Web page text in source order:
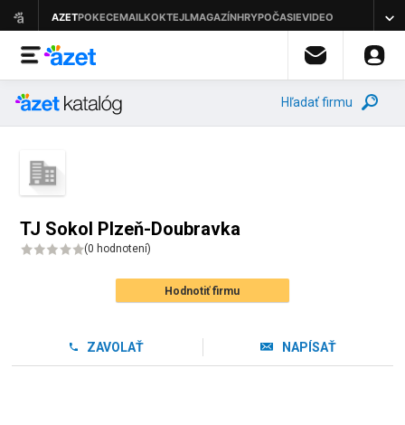
Hľadať firmu
TJ Sokol Plzeň-Doubravka
(0 hodnotení)
Hodnotiť firmu
ZAVOLAŤ NAPÍSAŤ